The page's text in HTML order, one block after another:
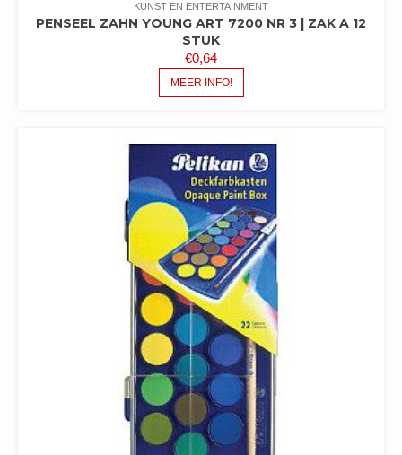
KUNST EN ENTERTAINMENT
PENSEEL ZAHN YOUNG ART 7200 NR 3 | ZAK A 12
STUK
€0,64
MEER INFO!